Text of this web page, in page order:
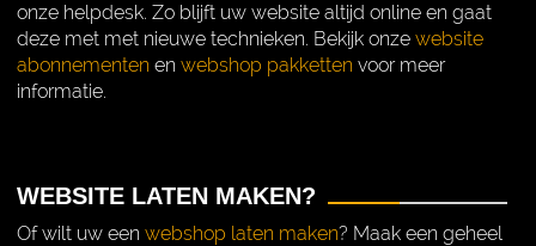
onze helpdesk. Zo blijft uw website altijd online en gaat
deze met met nieuwe technieken. Bekijk onze website
abonnementen en webshop pakketten voor meer
informatie.
WEBSITE LATEN MAKEN?
Of wilt uw een webshop laten maken? Maak een geheel